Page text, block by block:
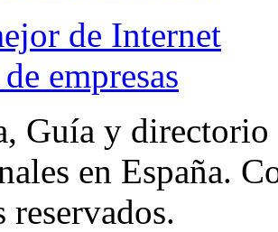
de Internet
empresas
Guía y directorio
en España.
reservados.